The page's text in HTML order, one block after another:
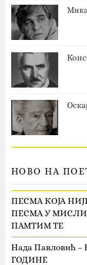
НОВО НА
ПЕСМА КОЈА
ПЕСМА У
ПАМТИМ ТЕ
Нада Павловић
ГОДИНЕ